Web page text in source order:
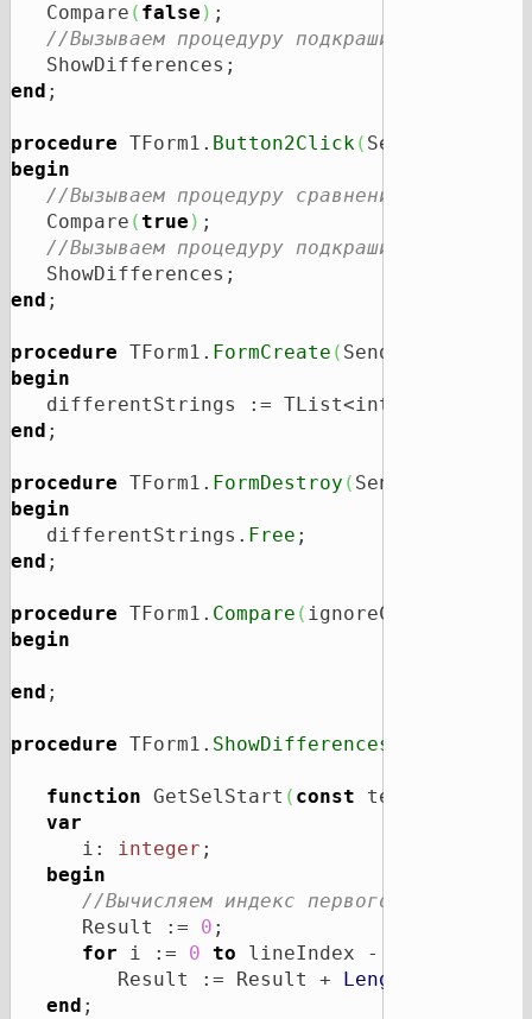
   Compare
( false ) ;
//Вызываем процедуру подкрашивания
end ;
procedure TForm1. Button2Click( Sender:
begin
//Вызываем процедуру сравнения текста.
   Compare
(true ) ;
//Вызываем процедуру подкрашивания
end ;
procedure TForm1. FormCreate ( Sender:
begin
   differentStrings := TList<integer>.
end ;
procedure TForm1. FormDestroy ( Sender:
begin
   differentStrings.
Free
end ;
procedure TForm1. Compare ( ignoreCase:
begin
end ;
procedure TForm1. ShowDifferences
function GetSelStart ( const text:
var
      i:
integer ;
begin
//Вычисляем индекс первого символа
      Result :=
0 ;
for i := 0 to lineIndex -
         Result := Result +
Length
end ;